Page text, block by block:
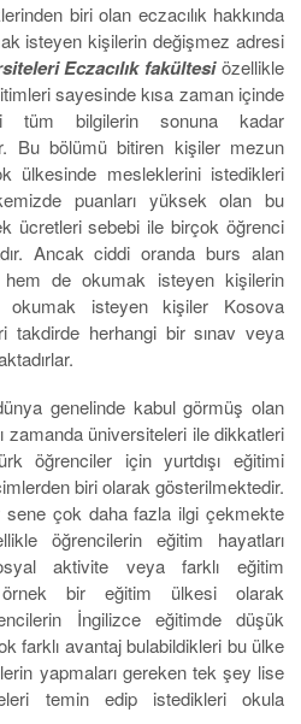
biri olan eczacılık hakkında
isteyen kişilerin değişmez adresi
Eczacılık fakültesiözellikle
sayesinde kısa zaman içinde
tüm bilgilerin sonuna kadar
Bu bölümü bitiren kişiler mezun
ülkesinde mesleklerini istedikleri
puanları yüksek olan bu
ücretleri sebebi ile birçok öğrenci
Ancak ciddi oranda burs alan
hem de okumak isteyen kişilerin
okumak isteyen kişiler Kosova
takdirde herhangi bir sınav veya
genelinde kabul görmüş olan
zamanda üniversiteleri ile dikkatleri
öğrenciler için yurtdışı eğitimi
biri olarak gösterilmektedir.
çok daha fazla ilgi çekmekte
öğrencilerin eğitim hayatları
aktivite veya farklı eğitim
örnek bir eğitim ülkesi olarak
İngilizce eğitimde düşük
farklı avantaj bulabildikleri bu ülke
yapmaları gereken tek şey lise
temin edip istedikleri okula